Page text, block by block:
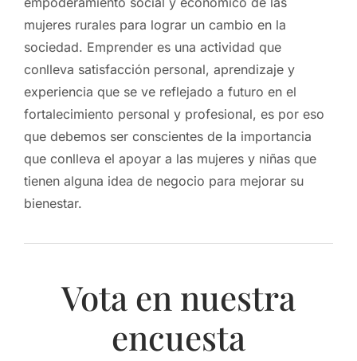
mujeres rurales para lograr un cambio en la
sociedad. Emprender es una actividad que
conlleva satisfacción personal, aprendizaje y
experiencia que se ve reflejado a futuro en el
fortalecimiento personal y profesional, es por eso
que debemos ser conscientes de la importancia
que conlleva el apoyar a las mujeres y niñas que
tienen alguna idea de negocio para mejorar su
bienestar.
Vota en nuestra
encuesta